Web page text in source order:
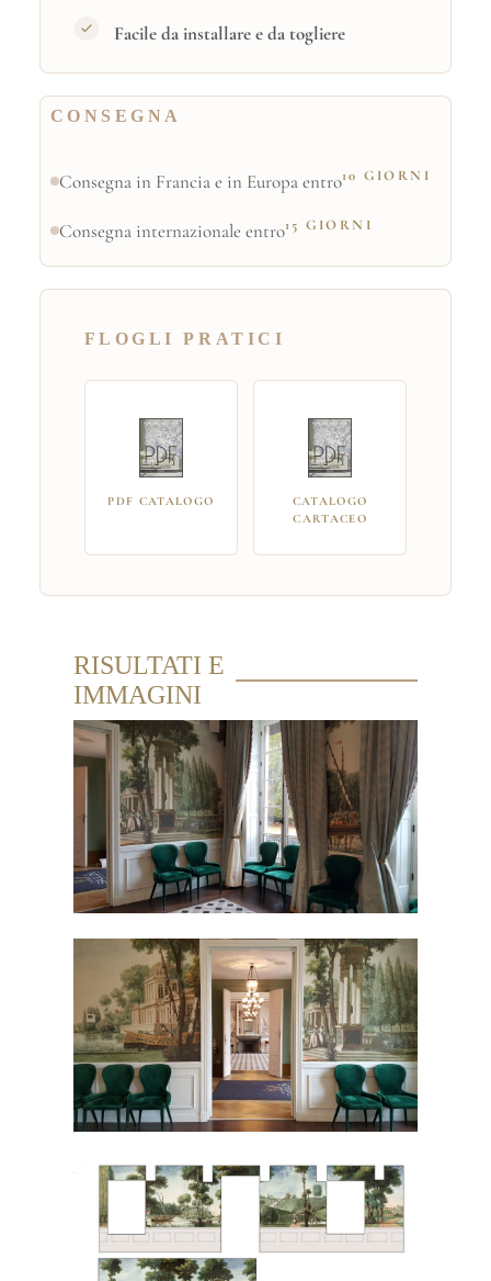
Facile da installare e da togliere
CONSEGNA
Consegna in Francia e in Europa entro10 GIORNI
Consegna internazionale entro15 GIORNI
FLOGLI PRATICI
PDF CATALOGO
CATALOGO
CARTACEO
RISULTATI E
IMMAGINI